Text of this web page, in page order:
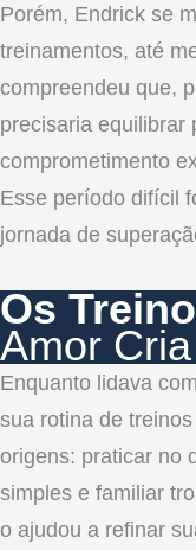
Porém, Endrick se
treinamentos, até
compreendeu que,
precisaria equilibrar
comprometimento
Esse período difícil
jornada de
Os
Amor
Enquanto lidava
sua rotina de
origens: praticar no
simples e familiar
o ajudou a refinar